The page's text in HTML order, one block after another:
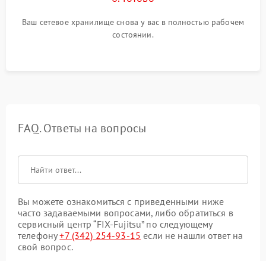
Ваш сетевое хранилище снова у вас в полностью рабочем
состоянии.
FAQ. Ответы на вопросы
Вы можете ознакомиться с приведенными ниже
часто задаваемыми вопросами, либо обратиться в
сервисный центр “FIX-Fujitsu” по следующему
телефону+7 (342) 254-93-15 если не нашли ответ на
свой вопрос.